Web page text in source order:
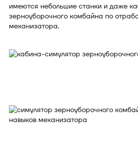
имеются небольшие станки и даже
зерноуборочного комбайна по
механизатора.